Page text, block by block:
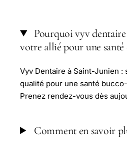
Pourquoi vyv
votre allié pour une
Vyv Dentaire à Saint-Junien :
qualité pour une santé
Prenez rendez-vous dès
Comment en savoir